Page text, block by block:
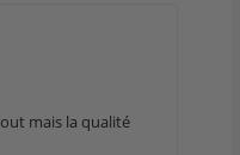
mais la qualité